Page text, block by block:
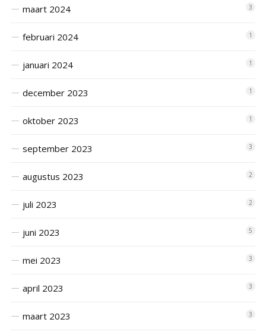
maart 2024 3
februari 2024 1
januari 2024 1
december 2023 1
oktober 2023 1
september 2023 3
augustus 2023 2
juli 2023 2
juni 2023 5
mei 2023 3
april 2023 3
maart 2023 3